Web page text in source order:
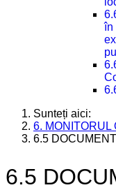
în
Sunteți aici:
6. MONITORUL
6.5
6.5